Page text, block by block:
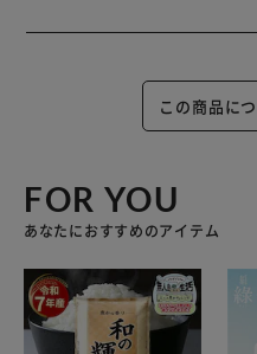
この商品に
FOR YOU
あなたにおすすめのアイテム